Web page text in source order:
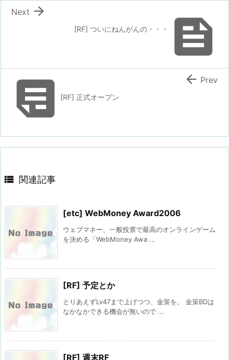

[RF] ついにねんがんの・・・

Next
[RF] 正式オープン
 Prev
 関連記事
[etc] WebMoney Award2006
ウェブマネー、一般投票で最高のオンラインゲーム
を決める「WebMoney Awa ...
[RF] 予定とか
とりあえずLv47まで上げつつ、金策を。 金策BDは
なかなかできる機会が無いので ...
[RF] 週末RF